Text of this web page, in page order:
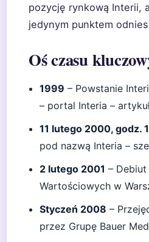
pozycję rynkową Interii,
jedynym punktem
Oś czasu
1999 – Powstanie
– portal Interia –
11 lutego 2000, godz.
pod nazwą Interia –
2 lutego 2001 –
Wartościowych w
Styczeń 2008 –
przez Grupę Bauer